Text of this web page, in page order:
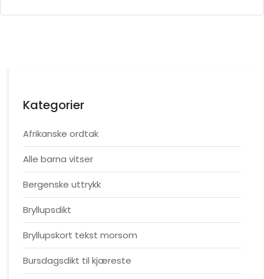
Kategorier
Afrikanske ordtak
Alle barna vitser
Bergenske uttrykk
Bryllupsdikt
Bryllupskort tekst morsom
Bursdagsdikt til kjæreste